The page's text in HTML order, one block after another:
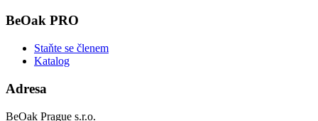
BeOak PRO
Staňte se členem
Katalog
Adresa
BeOak Prague s.r.o.